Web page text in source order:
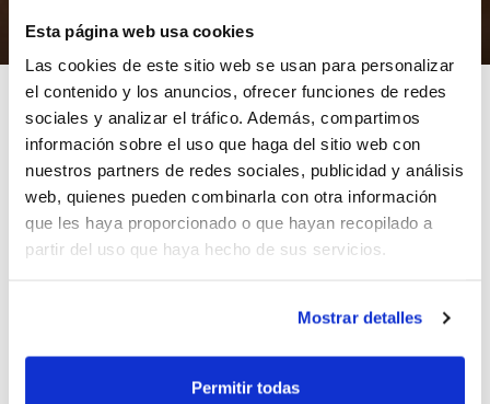
Esta página web usa cookies
Las cookies de este sitio web se usan para personalizar
el contenido y los anuncios, ofrecer funciones de redes
sociales y analizar el tráfico. Además, compartimos
información sobre el uso que haga del sitio web con
nuestros partners de redes sociales, publicidad y análisis
web, quienes pueden combinarla con otra información
que les haya proporcionado o que hayan recopilado a
partir del uso que haya hecho de sus servicios.
Mostrar detalles
Permitir todas
14/03/2013
Sigue mostrando su gran momento de forma Sergio
Vidal, el escolta del Universidad Politécnica de
Valencia que está siendo uno de los puntales este año
para tratar de lograr el objetivo de la permanencia.
conseguido su tercer MVP de la temporada, aunque en